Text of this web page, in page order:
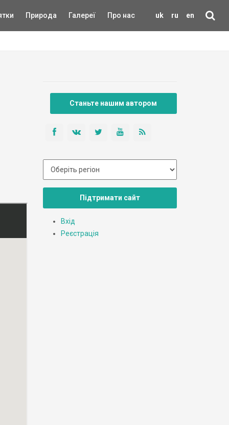
uk ru en
Природа Галереї Про нас
Станьте нашим автором
Підтримати сайт
Вхід
Реєстрація